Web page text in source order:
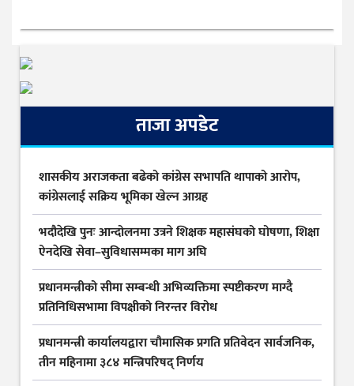
ताजा अपडेट
शासकीय अराजकता बढेको कांग्रेस सभापति थापाको आरोप,
कांग्रेसलाई सक्रिय भूमिका खेल्न आग्रह
भदौदेखि पुनः आन्दोलनमा उत्रने शिक्षक महासंघको घोषणा, शिक्षा
ऐनदेखि सेवा–सुविधासम्मका माग अघि
प्रधानमन्त्रीको सीमा सम्बन्धी अभिव्यक्तिमा स्पष्टीकरण माग्दै
प्रतिनिधिसभामा विपक्षीको निरन्तर विरोध
प्रधानमन्त्री कार्यालयद्वारा चौमासिक प्रगति प्रतिवेदन सार्वजनिक,
तीन महिनामा ३८४ मन्त्रिपरिषद् निर्णय